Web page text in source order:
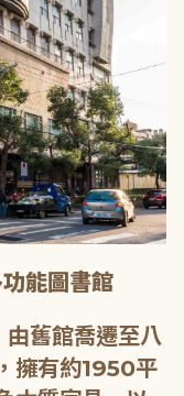
能圖書館
舊館喬遷至八
擁有約1950平